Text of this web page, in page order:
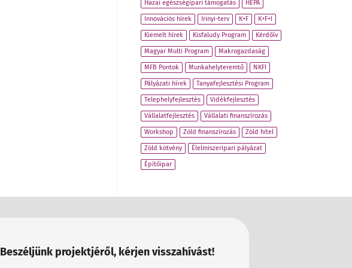
Hazai egészségipari támogatás HEPA
Innovációs hírek Irinyi-terv K+F K+F+I
Kiemelt hírek Kisfaludy Program Kérdőív
Magyar Multi Program Makrogazdaság
MFB Pontok Munkahelyteremtő NKFI
Pályázati hírek Tanyafejlesztési Program
Telephelyfejlesztés Vidékfejlesztés
Vállalatfejlesztés Vállalati finanszírozás
Workshop Zöld finanszírozás Zöld hitel
Zöld kötvény Élelmiszeripari pályázat
Építőipar
Beszéljünk projektjéről, kérjen visszahívást!